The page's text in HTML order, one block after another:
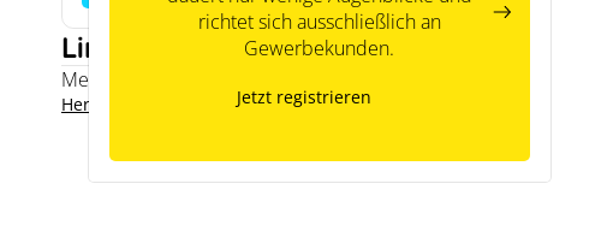
richtet sich ausschließlich an
Gewerbekunden.
Jetzt registrieren
Links
Memodo Expertenwissen
Hersteller Kontakt